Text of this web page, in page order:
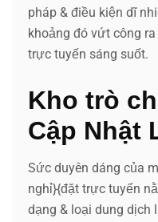
pháp & điều kiện dĩ
khoảng đó vứt công
trực tuyến sáng suốt.
Kho trò
Cập Nhật
Sức duyên dáng của
nghỉ}{đặt trực tuyến
dạng & loại dung